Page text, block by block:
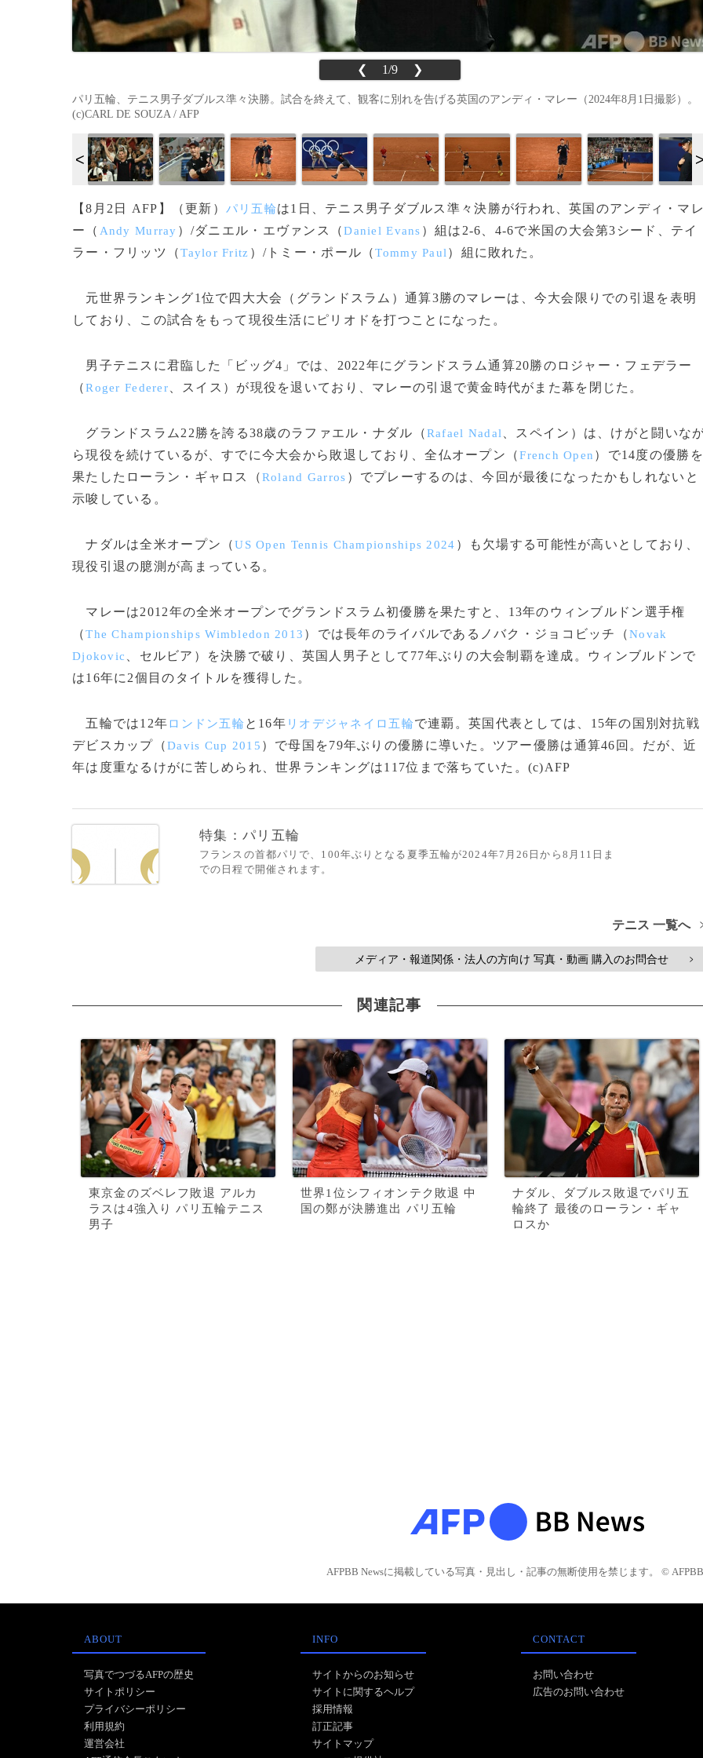
❮ 1/9 ❯
パリ五輪、テニス男子ダブルス準々決勝。試合を終えて、観客に別れを告げる英国のアンディ・マレー（2024年8月1日撮影）。
(c)CARL DE SOUZA / AFP
【8月2日 AFP】（更新） パリ五輪は1日、テニス男子ダブルス準々決勝が行われ、英国のアンディ・マ
ー（ Andy Murray ）/ダニエル・エヴァンス（Daniel Evans ）組は2-6、4-6で米国の大会第3シード、テイ
ラー・フリッツ（Taylor Fritz ）/トミー・ポール（Tommy Paul ）組に敗れた。
元世界ランキング1位で四大大会（グランドスラム）通算3勝のマレーは、今大会限りでの引退を表明
しており、この試合をもって現役生活にピリオドを打つことになった。
男子テニスに君臨した「ビッグ4」では、2022年にグランドスラム通算20勝のロジャー・フェデラー
（Roger Federer 、スイス）が現役を退いており、マレーの引退で黄金時代がまた幕を閉じた。
グランドスラム22勝を誇る38歳のラファエル・ナダル（Rafael Nadal
、スペイン）は、けがと闘いな
ら現役を続けているが、すでに今大会から敗退しており、全仏オープン（French Open ）で14度の優勝を
果たしたローラン・ギャロス（Roland Garros ）でプレーするのは、今回が最後になったかもしれないと
示唆している。
ナダルは全米オープン（US Open Tennis Championships 2024 ）も欠場する可能性が高いとしており、
現役引退の臆測が高まっている。
マレーは2012年の全米オープンでグランドスラム初優勝を果たすと、13年のウィンブルドン選手権
（The Championships Wimbledon 2013 ）では長年のライバルであるノバク・ジョコビッチ（Novak
Djokovic
、セルビア）を決勝で破り、英国人男子として77年ぶりの大会制覇を達成。ウィンブルドンで
は16年に2個目のタイトルを獲得した。
五輪では12年ロンドン五輪 と16年 リオデジャネイロ五輪で連覇。英国代表としては、15年の国別対抗戦
デビスカップ（Davis Cup 2015 ）で母国を79年ぶりの優勝に導いた。ツアー優勝は通算46回。だが、近
年は度重なるけがに苦しめられ、世界ランキングは117位まで落ちていた。(c)AFP
特集：パリ五輪
フランスの首都パリで、100年ぶりとなる夏季五輪が2024年7月26日から8月11日ま
での日程で開催されます。
テニス 一覧へ
メディア・報道関係・法人の方向け 写真・動画 購入のお問合せ >
関連記事
東京金のズベレフ敗退 アルカ
ラスは4強入り パリ五輪テニス
男子
世界1位シフィオンテク敗退 中
国の鄭が決勝進出 パリ五輪
ナダル、ダブルス敗退でパリ五
輪終了 最後のローラン・ギャ
ロスか
AFPBB Newsに掲載している写真・見出し・記事の無断使用を禁じます。 © AFPBB
ABOUT
写真でつづるAFPの歴史
サイトポリシー
プライバシーポリシー
利用規約
運営会社
INFO
サイトからのお知らせ
サイトに関するヘルプ
採用情報
訂正記事
サイトマップ
CONTACT
お問い合わせ
広告のお問い合わせ